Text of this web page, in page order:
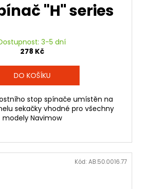
"H" series
3-5 dní
278 Kč
DO KOŠÍKU
stop spínače umístěn na
sekačky vhodné pro všechny
modely Navimow
Kód: AB.50.0016.77